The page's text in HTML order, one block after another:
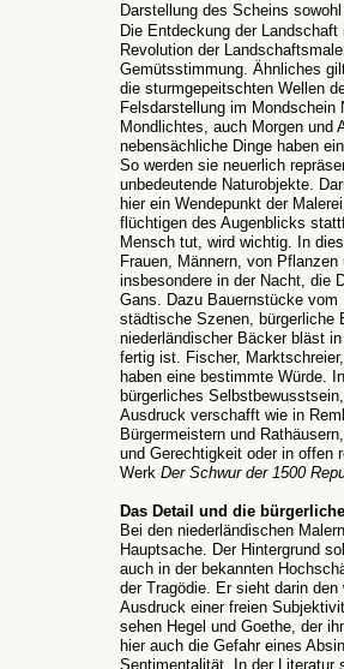
Darstellung des Scheins
Die Entdeckung der
Revolution der
Gemütsstimmung. Ähnliches
die sturmgepeitschten Wellen
Felsdarstellung im
Mondlichtes, auch Morgen und
nebensächliche Dinge haben
So werden sie neuerlich
unbedeutende Naturobjekte.
hier ein Wendepunkt der
flüchtigen des Augenblicks
Mensch tut, wird wichtig. In
Frauen, Männern, von
insbesondere in der Nacht, die
Gans. Dazu Bauernstücke vom
städtische Szenen, bürgerliche
niederländischer Bäcker bläst
fertig ist. Fischer,
haben eine bestimmte Würde.
bürgerliches
Ausdruck verschafft wie in
Bürgermeistern und
und Gerechtigkeit oder in offen
Werk Der Schwur der 1500
Das Detail und die
Bei den niederländischen
Hauptsache. Der Hintergrund
auch in der bekannten
der Tragödie. Er sieht darin
Ausdruck einer freien
sehen Hegel und Goethe, der
hier auch die Gefahr eines
Sentimentalität. In der Literatur